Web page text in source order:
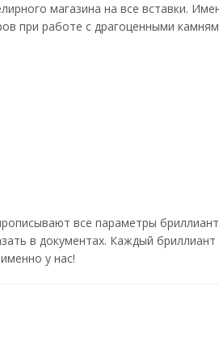
магазина на все вставки.
при работе с драгоценными
все параметры
в документах. Каждый
у нас!